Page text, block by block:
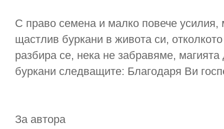
С право семена и малко повече
щастлив буркани в живота си,
разбира се, нека не забравяме,
буркани следващите: Благодаря Ви
За автора